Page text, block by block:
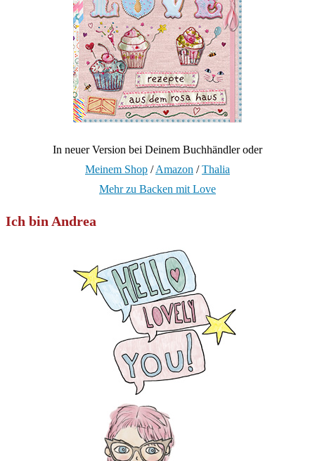
In neuer Version bei Deinem Buchhändler oder
Meinem Shop /Amazon /Thalia
Mehr zu Backen mit Love
Ich bin Andrea